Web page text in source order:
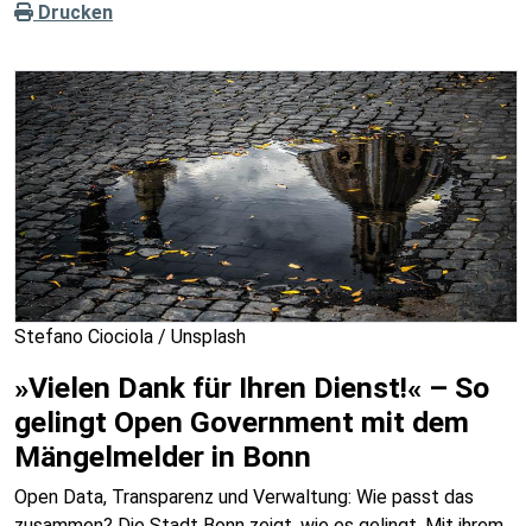
Drucken
Stefano Ciociola / Unsplash
»Vielen Dank für Ihren Dienst!« – So
gelingt Open Government mit dem
Mängelmelder in Bonn
Open Data, Transparenz und Verwaltung: Wie passt das